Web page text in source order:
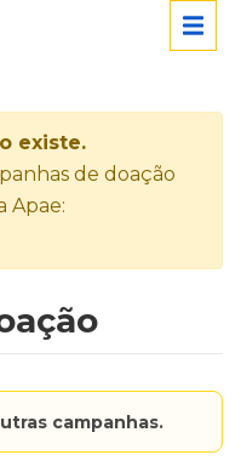
existe.
de doação
Apae:
campanhas.